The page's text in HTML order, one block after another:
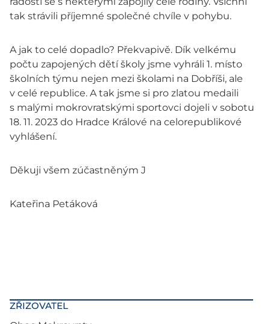
ZŘIZOVATEL
tak strávili příjemné společné chvíle v pohybu.
A jak to celé dopadlo? Překvapivě. Dík velkému
počtu zapojených dětí školy jsme vyhráli 1. místo
školních týmu nejen mezi školami na Dobříši, ale
v celé republice. A tak jsme si pro zlatou medaili
s malými mokrovratskými sportovci dojeli v sobotu
18. 11. 2023 do Hradce Králové na celorepublikové
vyhlášení.
Děkuji všem zúčastněným J
Kateřina Petáková